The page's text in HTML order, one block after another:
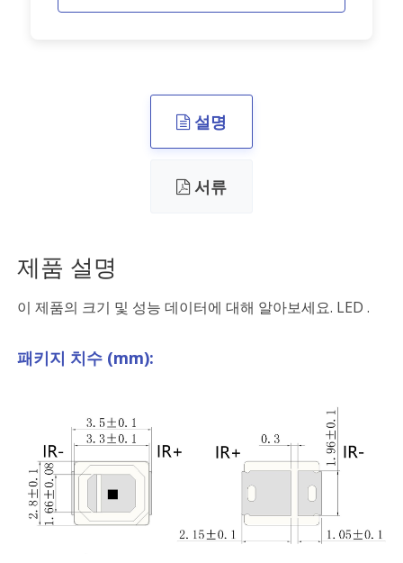
설명
서류
제품 설명
이 제품의 크기 및 성능 데이터에 대해 알아보세요. LED .
패키지 치수 (mm):